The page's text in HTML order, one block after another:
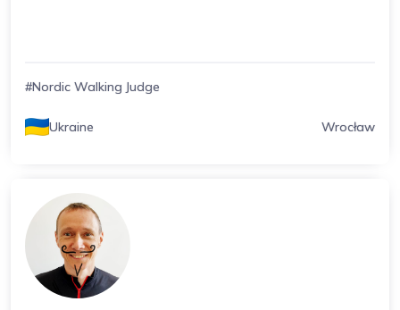
#Nordic Walking Judge
Ukraine Wrocław